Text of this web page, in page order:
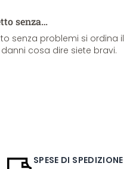
senza…
senza problemi si ordina il
cosa dire siete bravi.
SPESE DI SPEDIZIONE